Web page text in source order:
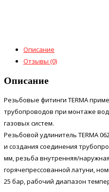
Описание
Отзывы (0)
Описание
Резьбовые фитинги TERMA
трубопроводов при монтаже
газовых систем.
Резьбовой удлинитель TERMA
и создания соединения
мм, резьба внутренняя/
горячепрессованной латуни,
25 бар, рабочий диапазон